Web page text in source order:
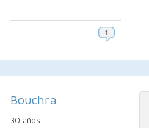
Bouchra
30 años